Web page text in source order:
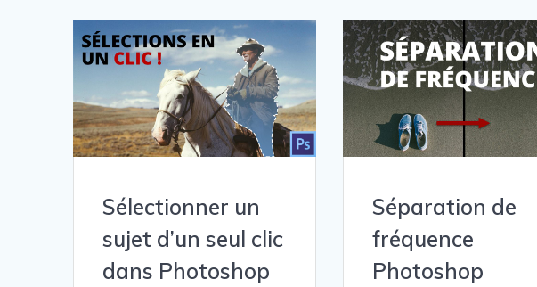
Sélectionner un
sujet d’un seul clic
dans Photoshop
Séparation de
fréquence
Photoshop